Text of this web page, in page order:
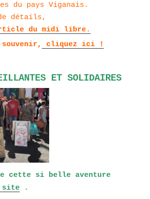
du pays Viganais.
détails,
du midi libre.
cliquez ici !
ET SOLIDAIRES
cette si belle aventure
site .